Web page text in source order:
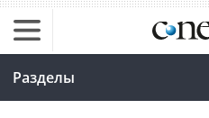
Разделы